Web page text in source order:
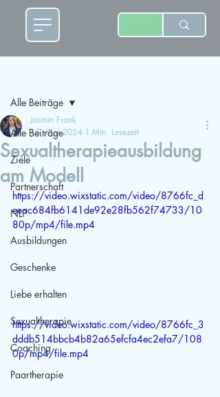
Alle Beiträge
Ziele
Partnerschaft
NLP
Ausbildungen
Geschenke
Liebe erhalten
Sexualtherapie
Coaching
Paartherapie
Alle Beiträge
Sexualtherapieausbildung
am Modell
Jasmin Frank
15. Mai 2024 1 Min. Lesezeit
https://video.wixstatic.com/video/8766fc_d
eeac684fb6141de92e28fb562f74733/10
80p/mp4/file.mp4
https://video.wixstatic.com/video/8766fc_3
dddb514bbcb4b82a65efcfa4ec2efa7/108
0p/mp4/file.mp4